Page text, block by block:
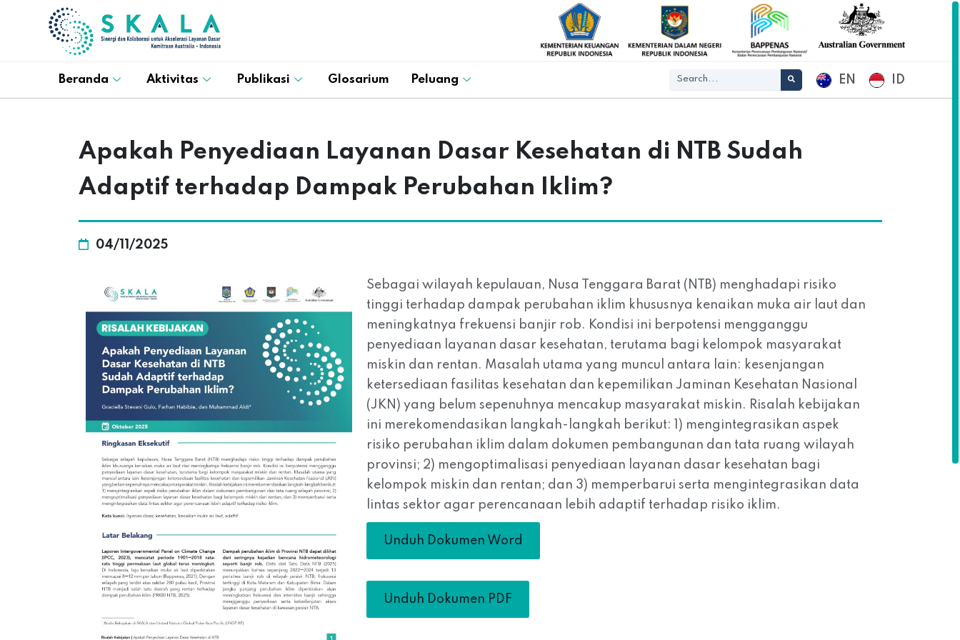
Beranda Aktivitas Publikasi Glosarium Peluang EN ID
Apakah Penyediaan Layanan Dasar Kesehatan di NTB Sudah
Adaptif terhadap Dampak Perubahan Iklim?
04/11/2025
Sebagai wilayah kepulauan, Nusa Tenggara Barat (NTB) menghadapi risiko
tinggi terhadap dampak perubahan iklim khususnya kenaikan muka air laut dan
meningkatnya frekuensi banjir rob. Kondisi ini berpotensi mengganggu
penyediaan layanan dasar kesehatan, terutama bagi kelompok masyarakat
miskin dan rentan. Masalah utama yang muncul antara lain: kesenjangan
ketersediaan fasilitas kesehatan dan kepemilikan Jaminan Kesehatan Nasional
(JKN) yang belum sepenuhnya mencakup masyarakat miskin. Risalah kebijakan
ini merekomendasikan langkah-langkah berikut: 1) mengintegrasikan aspek
risiko perubahan iklim dalam dokumen pembangunan dan tata ruang wilayah
provinsi; 2) mengoptimalisasi penyediaan layanan dasar kesehatan bagi
kelompok miskin dan rentan; dan 3) memperbarui serta mengintegrasikan data
lintas sektor agar perencanaan lebih adaptif terhadap risiko iklim.
Unduh Dokumen Word
Unduh Dokumen PDF